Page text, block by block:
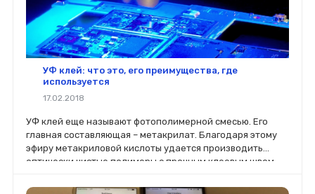
УФ клей: что это, его преимущества, где
используется
17.02.2018
УФ клей еще называют фотополимерной смесью. Его
главная составляющая – метакрилат. Благодаря этому
эфиру метакриловой кислоты удается производить
оптически чистые полимеры с прочным клеевым швом,